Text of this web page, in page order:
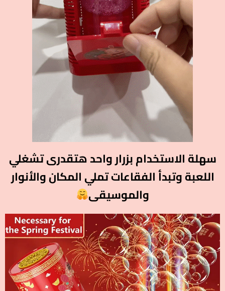
سهلة الاستخدام بزرار واحد هتقدرى تشغلي
اللعبة وتبدأ الفقاعات تملي المكان والأنوار
والموسيقى